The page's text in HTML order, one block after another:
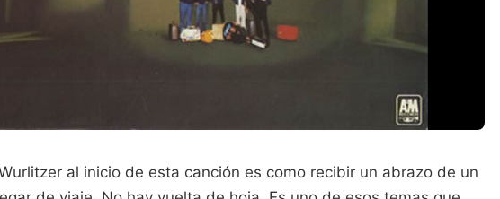
al inicio de esta canción es como recibir un abrazo de un